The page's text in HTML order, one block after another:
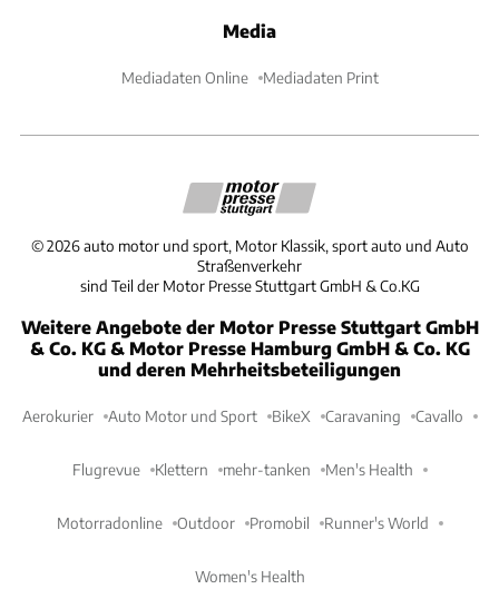
Media
Mediadaten Online Mediadaten Print
©2026 auto motor und sport, Motor Klassik, sport auto und Auto
Straßenverkehr
sind Teil der Motor Presse Stuttgart GmbH & Co.KG
Weitere Angebote der Motor Presse Stuttgart GmbH
& Co. KG & Motor Presse Hamburg GmbH & Co. KG
und deren Mehrheitsbeteiligungen
Aerokurier Auto Motor und Sport BikeX Caravaning Cavallo
Flugrevue Klettern mehr-tanken Men's Health
Motorradonline Outdoor Promobil Runner's World
Women's Health